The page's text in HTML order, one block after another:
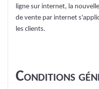
ligne sur internet, la
de vente par internet
les clients.
Conditions